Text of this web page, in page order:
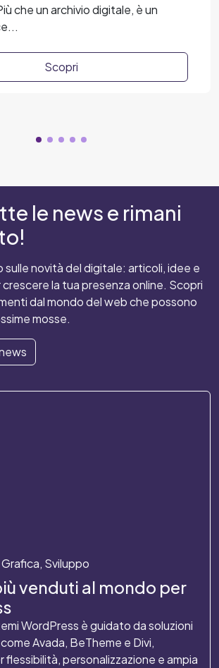
che un archivio digitale, è un
Scopri
le news e rimani
novità del digitale: articoli, idee e
la tua presenza online. Scopri
dal mondo del web che possono
mosse.
Grafica, Sviluppo
venduti al mondo per
WordPress è guidato da soluzioni
Avada, BeTheme e Divi,
personalizzazione e ampia